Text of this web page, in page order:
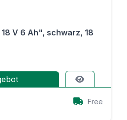
V 6 Ah", schwarz, 18
Free